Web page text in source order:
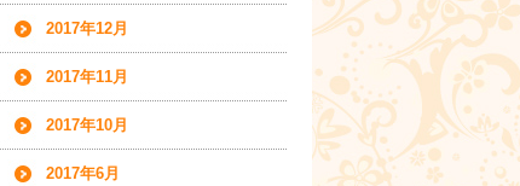
2017年12月
2017年11月
2017年10月
2017年6月